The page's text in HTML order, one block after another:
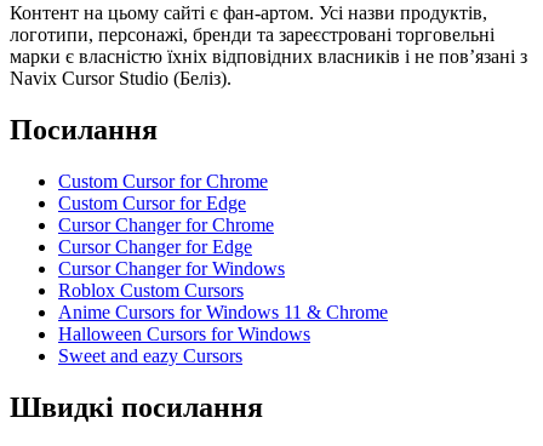
Контент на цьому сайті є фан-артом. Усі назви продуктів,
логотипи, персонажі, бренди та зареєстровані торговельні
марки є власністю їхніх відповідних власників і не пов’язані з
Navix Cursor Studio (Беліз).
Посилання
Custom Cursor for Chrome
Custom Cursor for Edge
Cursor Changer for Chrome
Cursor Changer for Edge
Cursor Changer for Windows
Roblox Custom Cursors
Anime Cursors for Windows 11 & Chrome
Halloween Cursors for Windows
Sweet and eazy Cursors
Швидкі посилання